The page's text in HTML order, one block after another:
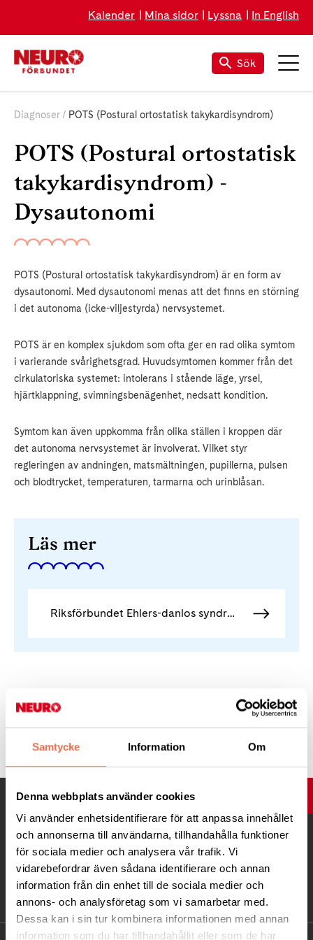
Samtycke Information Om
Denna webbplats använder cookies
Vi använder enhetsidentifierare för att anpassa innehållet
och annonserna till användarna, tillhandahålla funktioner
för sociala medier och analysera vår trafik. Vi
vidarebefordrar även sådana identifierare och annan
information från din enhet till de sociala medier och
annons- och analysföretag som vi samarbetar med.
Dessa kan i sin tur kombinera informationen med annan
information som du har tillhandahållit eller som de har
Kalender Mina sidor Lyssna In English
Sök
Diagnoser POTS (Postural ortostatisk takykardisyndrom)
POTS (Postural ortostatisk
takykardisyndrom) -
Dysautonomi
POTS (Postural ortostatisk takykardisyndrom) är en form av
dysautonomi. Med dysautonomi menas att det finns en störning
i det autonoma (icke-viljestyrda) nervsystemet.
POTS är en komplex sjukdom som ofta ger en rad olika symtom
i varierande svårighetsgrad. Huvudsymtomen kommer från det
cirkulatoriska systemet: intolerans i stående läge, yrsel,
hjärtklappning, svimningsbenägenhet, nedsatt kondition.
Symtom kan även uppkomma från olika ställen i kroppen där
det autonoma nervsystemet är involverat. Vilket styr
regleringen av andningen, matsmältningen, pupillerna, pulsen
och blodtrycket, temperaturen, tarmarna och urinblåsan.
Läs mer
Riksförbundet Ehlers-danlos syndrom
Tipsa